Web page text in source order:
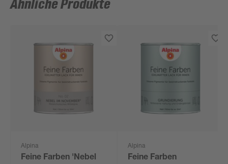
Ähnliche Produkte
Alpina
Feine Farben 'Nebel
Alpina
Feine Farben